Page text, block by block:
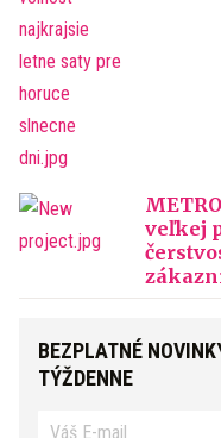
veľkej
BEZPLATNÉ
TÝŽDENNE